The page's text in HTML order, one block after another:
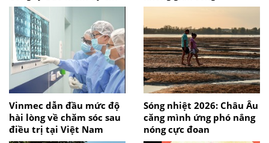
Vinmec dẫn đầu mức độ
hài lòng về chăm sóc sau
điều trị tại Việt Nam
Sóng nhiệt 2026: Châu Âu
căng mình ứng phó nắng
nóng cực đoan